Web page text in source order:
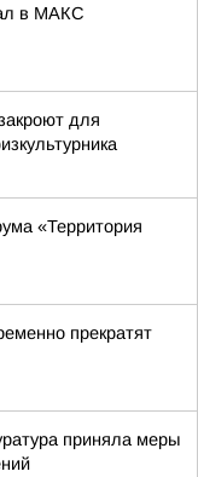
в МАКС
для
«Территория
прекратят
приняла меры